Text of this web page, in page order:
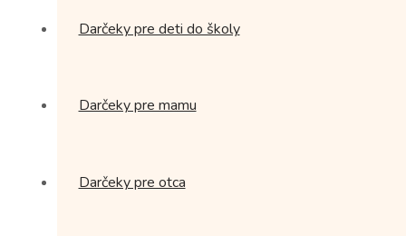
Darčeky pre deti do školy
Darčeky pre mamu
Darčeky pre otca